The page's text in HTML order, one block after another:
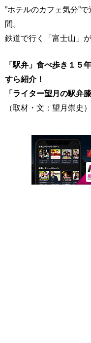
”ホテルのカフェ気分”
間。
鉄道で行く「富士山」
「駅弁」食べ歩き１５
すら紹介！
「ライター望月の駅弁
（取材・文：望月崇史）